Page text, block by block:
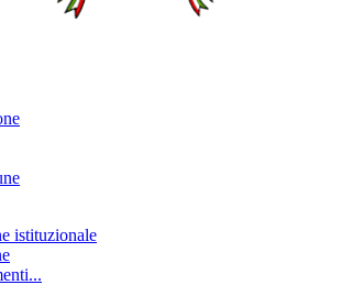
istituzionale